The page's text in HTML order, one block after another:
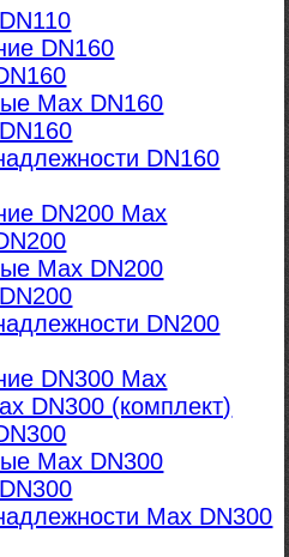
DN160
Max DN160
DN160
DN200 Max
Max DN200
DN200
DN300 Max
DN300 (комплект)
Max DN300
Max DN300